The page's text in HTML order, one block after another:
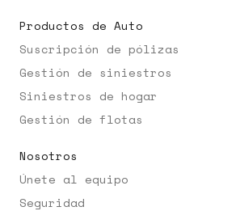
Productos de Auto
Suscripción de pólizas
Gestión de siniestros
Siniestros de hogar
Gestión de flotas
Nosotros
Únete al equipo
Seguridad